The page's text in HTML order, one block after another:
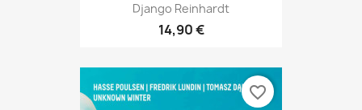
Django Reinhardt
14,90 €
favorite_border